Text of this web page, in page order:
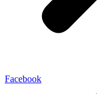
Facebook